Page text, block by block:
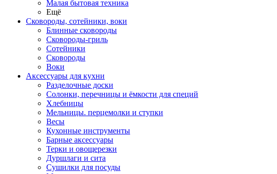
Малая бытовая техника
Ещё
Сковороды, сотейники, воки
Блинные сковороды
Сковороды-гриль
Сотейники
Сковороды
Воки
Аксессуары для кухни
Разделочные доски
Солонки, перечницы и ёмкости для специй
Хлебницы
Мельницы. перцемолки и ступки
Весы
Кухонные инструменты
Барные аксессуары
Терки и овощерезки
Дуршлаги и сита
Сушилки для посуды